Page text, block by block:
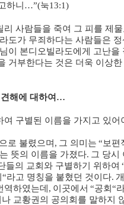
하니 …”(눅13:1)
사람들을 죽여 그 피를 제
도가 무죄하다는 사람들은 정
이 본디오빌라도에게 고난을
거부한다는 것은 더욱 이상한
해에 대하여 …
여 구별된 이름을 가지고 있어
로 불렸으며 , 그 의미는 “보편
뜻의 이름을 가졌다. 그 당시
들의 교회와 구별하기 위하여
“라고 명칭을 붙혔던 것이다.
하였는데 , 이곳에서 “공회 “
교황권의 공의회를 말하지